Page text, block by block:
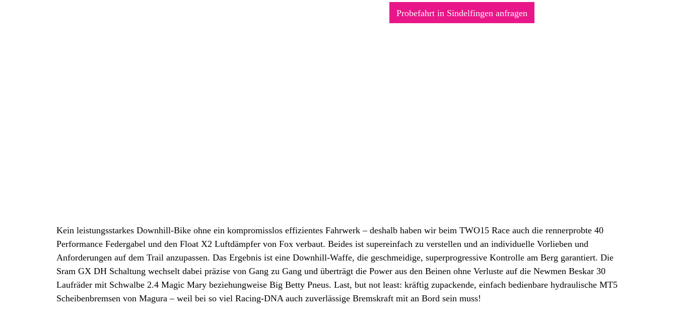
Probefahrt in Sindelfingen anfragen
Kein leistungsstarkes Downhill-Bike ohne ein kompromisslos effizientes Fahrwerk – deshalb haben wir beim TWO15 Race auch die rennerprobte 40
Performance Federgabel und den Float X2 Luftdämpfer von Fox verbaut. Beides ist supereinfach zu verstellen und an individuelle Vorlieben und
Anforderungen auf dem Trail anzupassen. Das Ergebnis ist eine Downhill-Waffe, die geschmeidige, superprogressive Kontrolle am Berg garantiert. Die
Sram GX DH Schaltung wechselt dabei präzise von Gang zu Gang und überträgt die Power aus den Beinen ohne Verluste auf die Newmen Beskar 30
Laufräder mit Schwalbe 2.4 Magic Mary beziehungweise Big Betty Pneus. Last, but not least: kräftig zupackende, einfach bedienbare hydraulische MT5
Scheibenbremsen von Magura – weil bei so viel Racing-DNA auch zuverlässige Bremskraft mit an Bord sein muss!